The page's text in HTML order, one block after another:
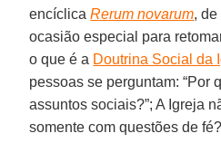
encíclicaRerum novarum, de
ocasião especial para
o que é a Doutrina Social da
pessoas se perguntam: “Por
assuntos sociais?”; A Igreja
somente com questões de